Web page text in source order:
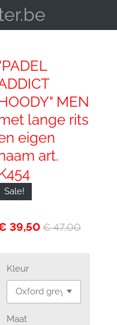
MEN
lange rits
eigen
art.
Sale!
39,50 € 47,00
Kleur
Maat